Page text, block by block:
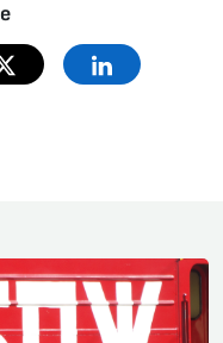
Twitter Linkedin